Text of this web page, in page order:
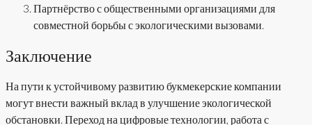
Партнёрство с общественными организациями для
совместной борьбы с экологическими вызовами.
Заключение
На пути к устойчивому развитию букмекерские компании
могут внести важный вклад в улучшение экологической
обстановки. Переход на цифровые технологии, работа с